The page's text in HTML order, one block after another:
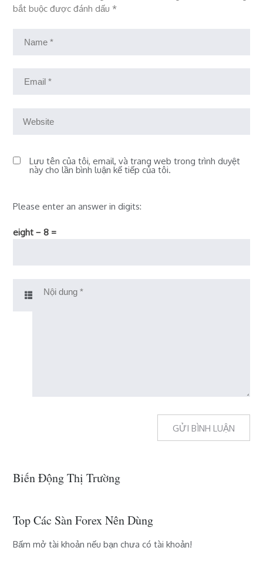
bắt buộc được đánh dấu*
Lưu tên của tôi, email, và trang web trong trình duyệt
này cho lần bình luận kế tiếp của tôi.
Please enter an answer in digits:
eight − 8 =
Biến Động Thị Trường
Top Các Sàn Forex Nên Dùng
Bấm mở tài khoản nếu bạn chưa có tài khoản!